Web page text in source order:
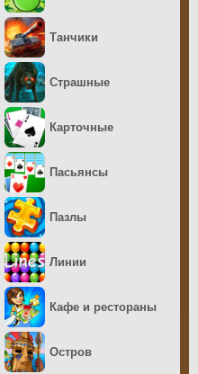
Танчики
Страшные
Карточные
Пасьянсы
Пазлы
Линии
Кафе и рестораны
Остров